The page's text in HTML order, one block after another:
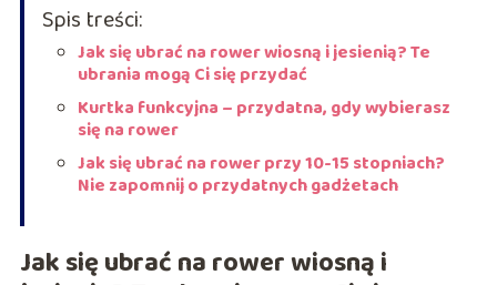
Spis treści:
Jak się ubrać na rower wiosną i jesienią? Te
ubrania mogą Ci się przydać
Kurtka funkcyjna – przydatna, gdy wybierasz
się na rower
Jak się ubrać na rower przy 10-15 stopniach?
Nie zapomnij o przydatnych gadżetach
Jak się ubrać na rower wiosną i